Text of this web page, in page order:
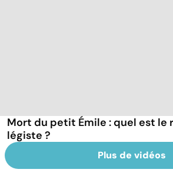
Mort du petit Émile : quel est le
légiste ?
Plus de vidéos